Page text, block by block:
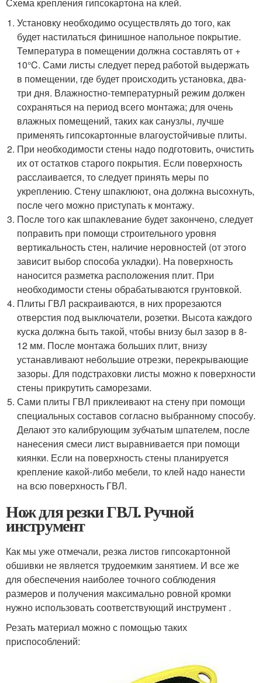
Схема крепления гипсокартона на клей.
Установку необходимо осуществлять до того, как
будет настилаться финишное напольное покрытие.
Температура в помещении должна составлять от +
10°C. Сами листы следует перед работой выдержать
в помещении, где будет происходить установка, два-
три дня. Влажностно-температурный режим должен
сохраняться на период всего монтажа; для очень
влажных помещений, таких как санузлы, лучше
применять гипсокартонные влагоустойчивые плиты.
При необходимости стены надо подготовить, очистить
их от остатков старого покрытия. Если поверхность
расслаивается, то следует принять меры по
укреплению. Стену шпаклюют, она должна высохнуть,
после чего можно приступать к монтажу.
После того как шпаклевание будет закончено, следует
поправить при помощи строительного уровня
вертикальность стен, наличие неровностей (от этого
зависит выбор способа укладки). На поверхность
наносится разметка расположения плит. При
необходимости стены обрабатываются грунтовкой.
Плиты ГВЛ раскраиваются, в них прорезаются
отверстия под выключатели, розетки. Высота каждого
куска должна быть такой, чтобы внизу был зазор в 8-
12 мм. После монтажа больших плит, внизу
устанавливают небольшие отрезки, перекрывающие
зазоры. Для подстраховки листы можно к поверхности
стены прикрутить саморезами.
Сами плиты ГВЛ приклеивают на стену при помощи
специальных составов согласно выбранному способу.
Делают это калибрующим зубчатым шпателем, после
нанесения смеси лист выравнивается при помощи
киянки. Если на поверхность стены планируется
крепление какой-либо мебели, то клей надо нанести
на всю поверхность ГВЛ.
Нож для резки ГВЛ. Ручной
инструмент
Как мы уже отмечали, резка листов гипсокартонной
обшивки не является трудоемким занятием. И все же
для обеспечения наиболее точного соблюдения
размеров и получения максимально ровной кромки
нужно использовать соответствующий инструмент .
Резать материал можно с помощью таких
приспособлений: